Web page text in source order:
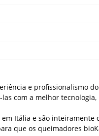
e profissionalismo
com a melhor
Itália e são
que os queimadores